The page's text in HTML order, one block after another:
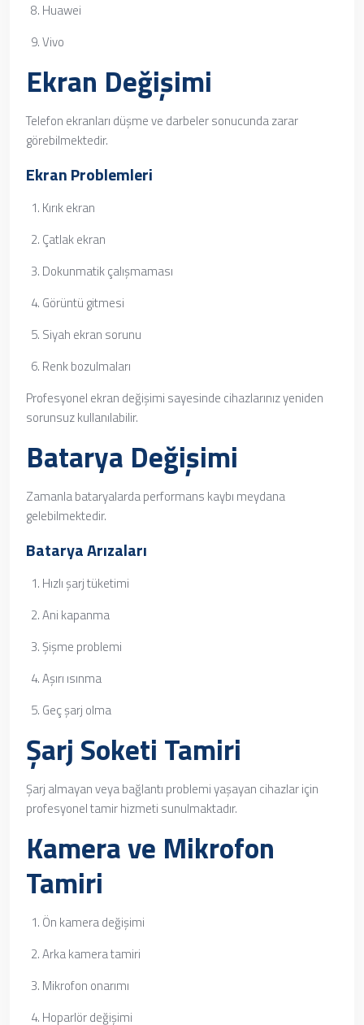
Huawei
Vivo
Ekran Değişimi
Telefon ekranları düşme ve darbeler sonucunda zarar
görebilmektedir.
Ekran Problemleri
Kırık ekran
Çatlak ekran
Dokunmatik çalışmaması
Görüntü gitmesi
Siyah ekran sorunu
Renk bozulmaları
Profesyonel ekran değişimi sayesinde cihazlarınız yeniden
sorunsuz kullanılabilir.
Batarya Değişimi
Zamanla bataryalarda performans kaybı meydana
gelebilmektedir.
Batarya Arızaları
Hızlı şarj tüketimi
Ani kapanma
Şişme problemi
Aşırı ısınma
Geç şarj olma
Şarj Soketi Tamiri
Şarj almayan veya bağlantı problemi yaşayan cihazlar için
profesyonel tamir hizmeti sunulmaktadır.
Kamera ve Mikrofon
Tamiri
Ön kamera değişimi
Arka kamera tamiri
Mikrofon onarımı
Hoparlör değişimi